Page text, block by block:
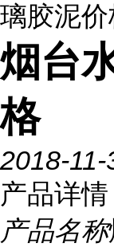
璃胶泥价
烟台
格
2018-11-
产品详情
产品名称